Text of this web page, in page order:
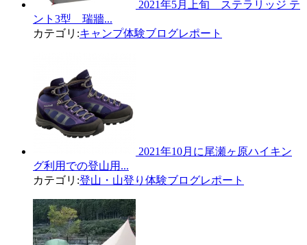
2021年5月上旬 ステラリッジ テ
ント3型 瑞牆...
カテゴリ:キャンプ体験ブログレポート
2021年10月に尾瀬ヶ原ハイキン
グ利用での登山用...
カテゴリ:登山・山登り体験ブログレポート